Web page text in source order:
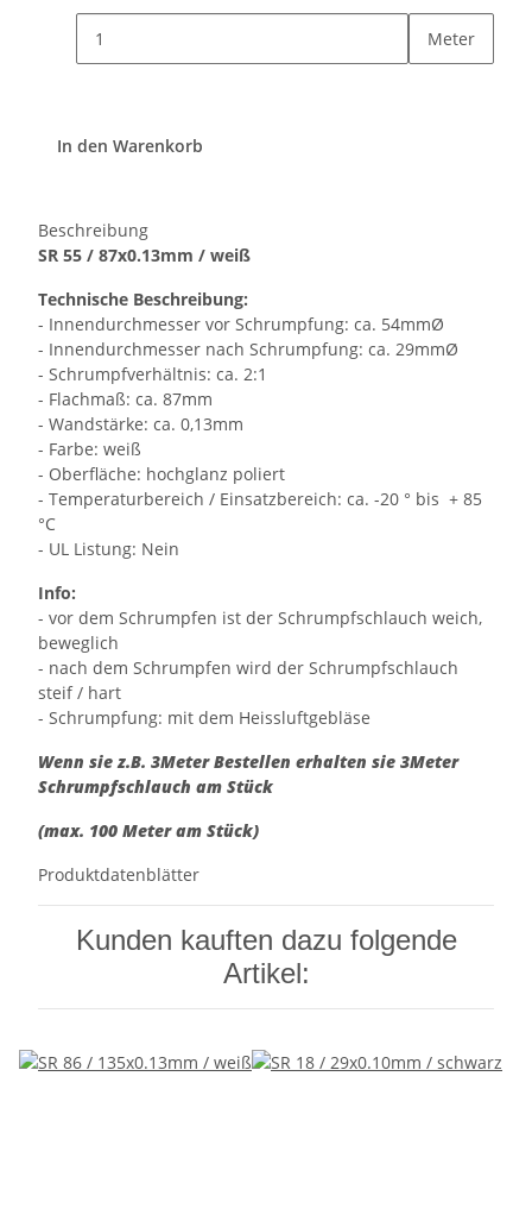
Meter
In den Warenkorb
Beschreibung
SR 55 / 87x0.13mm / weiß
Technische Beschreibung:
- Innendurchmesser vor Schrumpfung: ca. 54mmØ
- Innendurchmesser nach Schrumpfung: ca. 29mmØ
- Schrumpfverhältnis: ca. 2:1
- Flachmaß: ca. 87mm
- Wandstärke: ca. 0,13mm
- Farbe: weiß
- Oberfläche: hochglanz poliert
- Temperaturbereich / Einsatzbereich: ca. -20 ° bis + 85
°C
- UL Listung: Nein
Info:
- vor dem Schrumpfen ist der Schrumpfschlauch weich,
beweglich
- nach dem Schrumpfen wird der Schrumpfschlauch
steif / hart
- Schrumpfung: mit dem Heissluftgebläse
Wenn sie z.B. 3Meter Bestellen erhalten sie 3Meter
Schrumpfschlauch am Stück
(max. 100 Meter am Stück)
Produktdatenblätter
Kunden kauften dazu folgende
Artikel: